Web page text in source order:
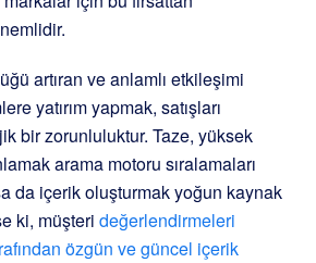
artıran ve anlamlı etkileşimi
yatırım yapmak, satışları
bir zorunluluktur. Taze, yüksek
arama motoru sıralamaları
da içerik oluşturmak yoğun kaynak
ki, müşteri değerlendirmeleri
özgün ve güncel içerik